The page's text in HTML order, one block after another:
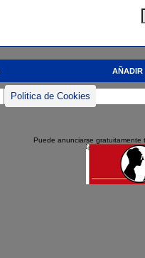
AÑADIR
Politica de Cookies
Puede anunciarse